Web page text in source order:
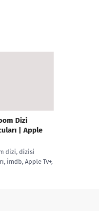
Dizi
| Apple
dizi, dizisi
imdb, Apple Tv+,
yorumları, dizi